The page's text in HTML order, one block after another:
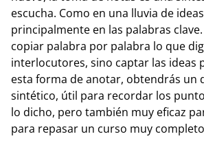
escucha. Como en una lluvia de
principalmente en las palabras
copiar palabra por palabra lo que
interlocutores, sino captar las ideas
esta forma de anotar, obtendrás un
sintético, útil para recordar los
lo dicho, pero también muy eficaz
para repasar un curso muy